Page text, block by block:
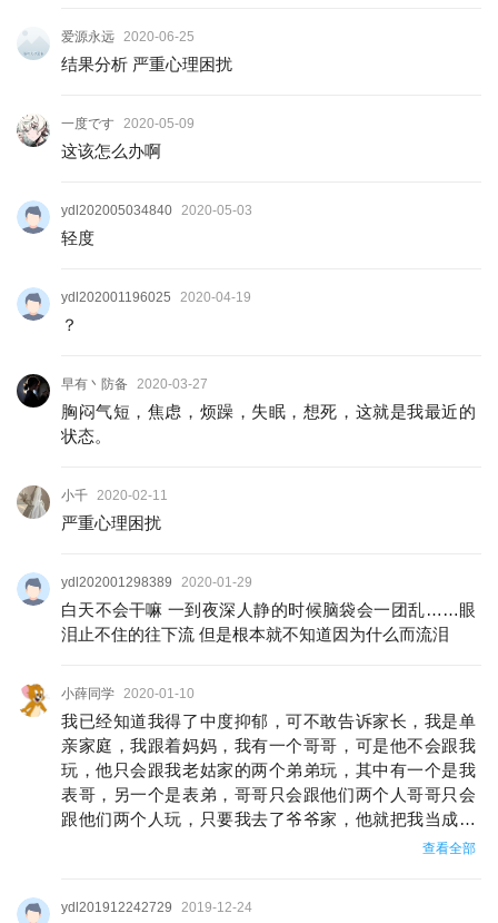
爱源永远 2020-06-25
结果分析 严重心理困扰
一度です 2020-05-09
这该怎么办啊
ydl202005034840 2020-05-03
轻度
ydl202001196025 2020-04-19
？
早有丶防备 2020-03-27
胸闷气短，焦虑，烦躁，失眠，想死，这就是我最近的
状态。
小千 2020-02-11
严重心理困扰
ydl202001298389 2020-01-29
白天不会干嘛 一到夜深人静的时候脑袋会一团乱……眼
泪止不住的往下流 但是根本就不知道因为什么而流泪
小薛同学 2020-01-10
我已经知道我得了中度抑郁，可不敢告诉家长，我是单
亲家庭，我跟着妈妈，我有一个哥哥，可是他不会跟我
玩，他只会跟我老姑家的两个弟弟玩，其中有一个是我
表哥，另一个是表弟，哥哥只会跟他们两个人哥哥只会
跟他们两个人玩，只要我去了爷爷家，他就把我当成一
个可有可无的影子，这是其中一个原因，还有很多原
查看全部
ydl201912242729 2019-12-24